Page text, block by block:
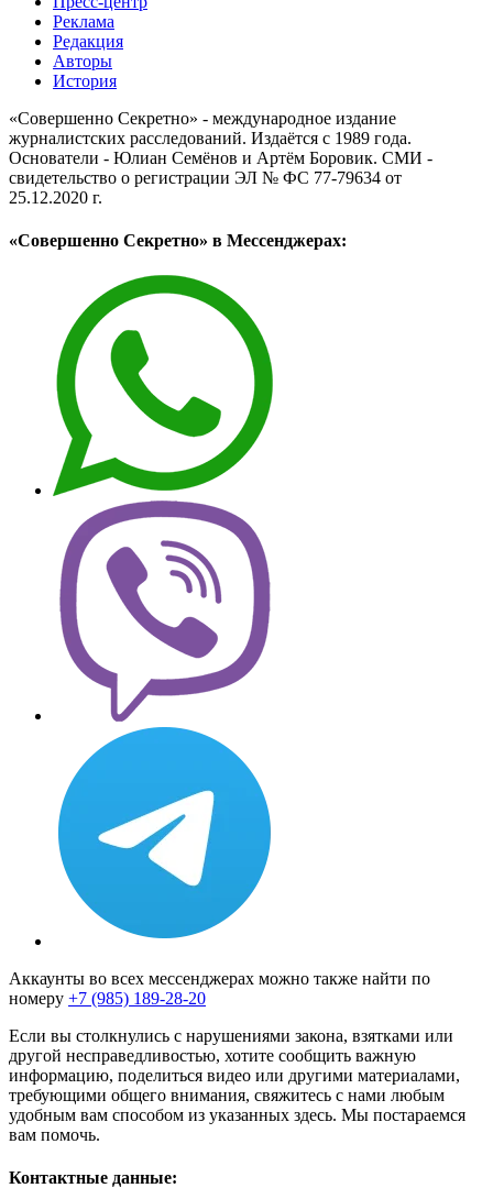
Реклама
Редакция
Авторы
История
«Совершенно Секретно» - международное издание
журналистских расследований. Издаётся с 1989 года.
Основатели - Юлиан Семёнов и Артём Боровик. CМИ -
свидетельство о регистрации ЭЛ № ФС 77-79634 от
25.12.2020 г.
«Совершенно Секретно» в Мессенджерах:
Аккаунты во всех мессенджерах можно также найти по
номеру +7 (985) 189-28-20
Если вы столкнулись с нарушениями закона, взятками или
другой несправедливостью, хотите сообщить важную
информацию, поделиться видео или другими материалами,
требующими общего внимания, свяжитесь с нами любым
удобным вам способом из указанных здесь. Мы постараемся
вам помочь.
Контактные данные: